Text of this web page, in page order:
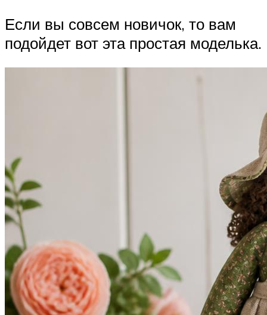
Если вы совсем новичок, то вам
подойдет вот эта простая моделька.